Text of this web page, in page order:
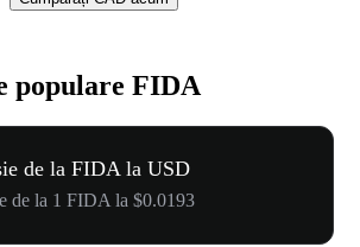
populare FIDA
de la FIDA la USD
de la 1 FIDA la $0.0193